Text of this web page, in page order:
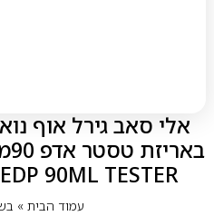
אלי סאב גירל אוף
90ML TESTER
עמוד הבית»